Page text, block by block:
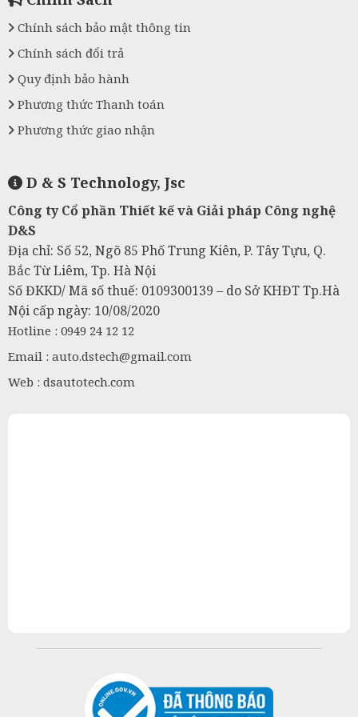
Chính sách bảo mật thông tin
Chính sách đổi trả
Quy định bảo hành
Phương thức Thanh toán
Phương thức giao nhận
D & S Technology, Jsc
Công ty Cổ phần Thiết kế và Giải pháp Công nghệ
D&S
Địa chỉ: Số 52, Ngõ 85 Phố Trung Kiên, P. Tây Tựu, Q.
Bắc Từ Liêm, Tp. Hà Nội
Số ĐKKD/ Mã số thuế: 0109300139 – do Sở KHĐT Tp.Hà
Nội cấp ngày: 10/08/2020
Hotline : 0949 24 12 12
Email : auto.dstech@gmail.com
Web : dsautotech.com